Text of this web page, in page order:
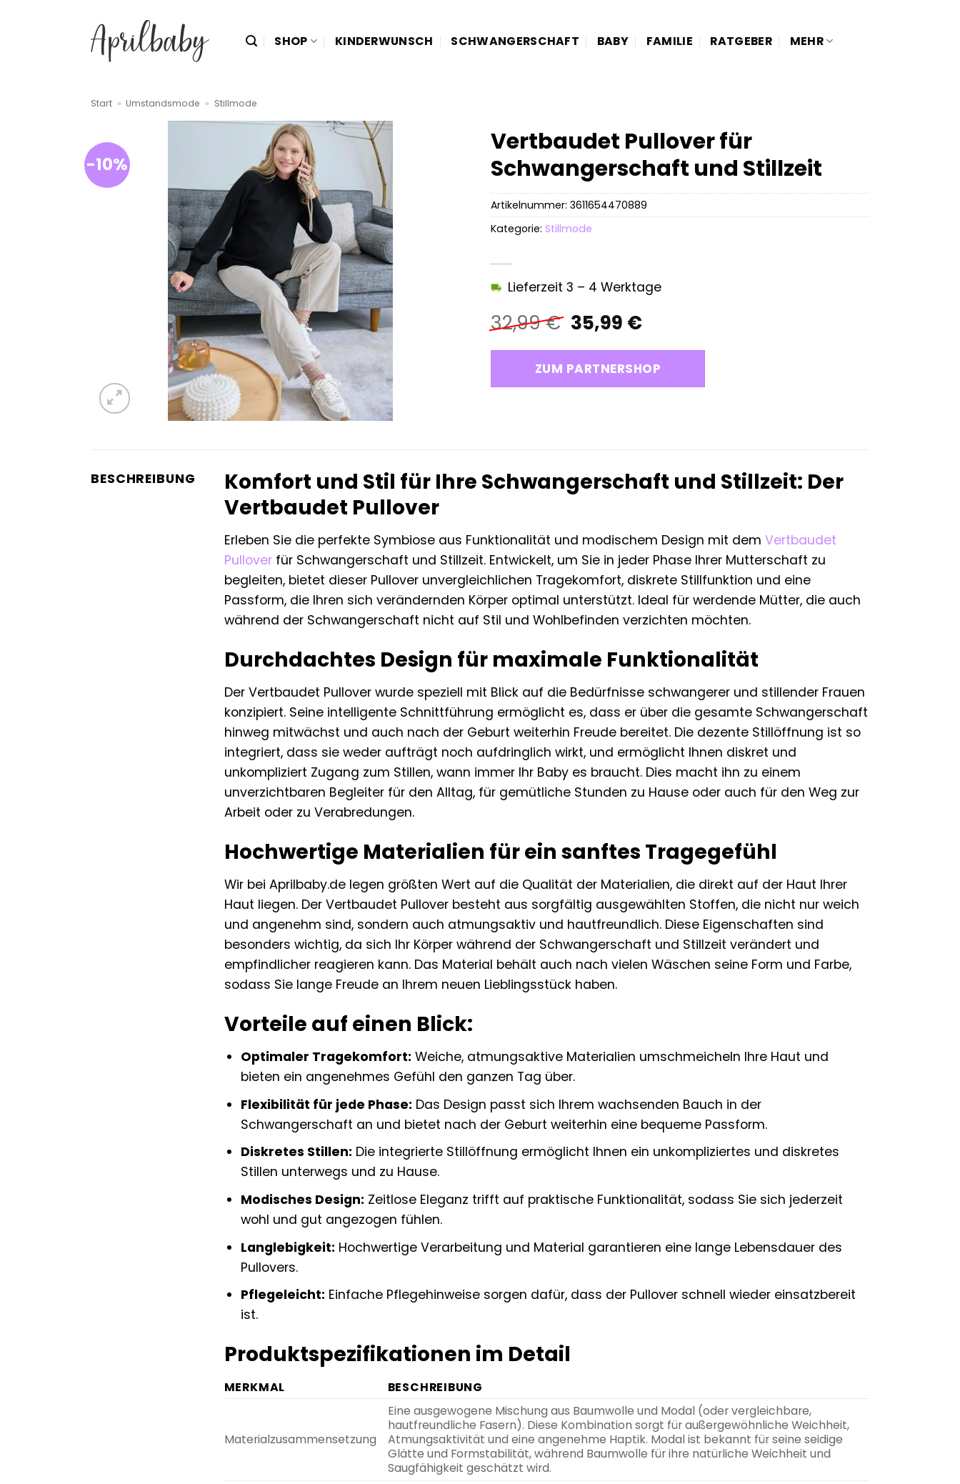
SHOP KINDERWUNSCH SCHWANGERSCHAFT BABY FAMILIE RATGEBER MEHR
Start » Umstandsmode » Stillmode
-10%
Vertbaudet Pullover für
Schwangerschaft und Stillzeit
32,99€ Ursprünglicher
Preis
war:
32,99 €
35,99 €Aktueller
ist:
35,99 €.
Lieferzeit 3 – 4 Werktage
ZUM PARTNERSHOP
Artikelnummer: 3611654470889
Kategorie: Stillmode
BESCHREIBUNG
Komfort und Stil für Ihre Schwangerschaft und Stillzeit: Der
Vertbaudet Pullover
Erleben Sie die perfekte Symbiose aus Funktionalität und modischem Design mit dem Vertbaudet
Pulloverfür Schwangerschaft und Stillzeit. Entwickelt, um Sie in jeder Phase Ihrer Mutterschaft zu
begleiten, bietet dieser Pullover unvergleichlichen Tragekomfort, diskrete Stillfunktion und eine
Passform, die Ihren sich verändernden Körper optimal unterstützt. Ideal für werdende Mütter, die auch
während der Schwangerschaft nicht auf Stil und Wohlbefinden verzichten möchten.
Durchdachtes Design für maximale Funktionalität
Der Vertbaudet Pullover wurde speziell mit Blick auf die Bedürfnisse schwangerer und stillender Frauen
konzipiert. Seine intelligente Schnittführung ermöglicht es, dass er über die gesamte Schwangerschaft
hinweg mitwächst und auch nach der Geburt weiterhin Freude bereitet. Die dezente Stillöffnung ist so
integriert, dass sie weder aufträgt noch aufdringlich wirkt, und ermöglicht Ihnen diskret und
unkompliziert Zugang zum Stillen, wann immer Ihr Baby es braucht. Dies macht ihn zu einem
unverzichtbaren Begleiter für den Alltag, für gemütliche Stunden zu Hause oder auch für den Weg zur
Arbeit oder zu Verabredungen.
Hochwertige Materialien für ein sanftes Tragegefühl
Wir bei Aprilbaby.de legen größten Wert auf die Qualität der Materialien, die direkt auf der Haut Ihrer
Haut liegen. Der Vertbaudet Pullover besteht aus sorgfältig ausgewählten Stoffen, die nicht nur weich
und angenehm sind, sondern auch atmungsaktiv und hautfreundlich. Diese Eigenschaften sind
besonders wichtig, da sich Ihr Körper während der Schwangerschaft und Stillzeit verändert und
empfindlicher reagieren kann. Das Material behält auch nach vielen Wäschen seine Form und Farbe,
sodass Sie lange Freude an Ihrem neuen Lieblingsstück haben.
Vorteile auf einen Blick:
Optimaler Tragekomfort: Weiche, atmungsaktive Materialien umschmeicheln Ihre Haut und
bieten ein angenehmes Gefühl den ganzen Tag über.
Flexibilität für jede Phase: Das Design passt sich Ihrem wachsenden Bauch in der
Schwangerschaft an und bietet nach der Geburt weiterhin eine bequeme Passform.
Diskretes Stillen: Die integrierte Stillöffnung ermöglicht Ihnen ein unkompliziertes und diskretes
Stillen unterwegs und zu Hause.
Modisches Design: Zeitlose Eleganz trifft auf praktische Funktionalität, sodass Sie sich jederzeit
wohl und gut angezogen fühlen.
Langlebigkeit: Hochwertige Verarbeitung und Material garantieren eine lange Lebensdauer des
Pullovers.
Pflegeleicht: Einfache Pflegehinweise sorgen dafür, dass der Pullover schnell wieder einsatzbereit
ist.
Produktspezifikationen im Detail
MERKMAL BESCHREIBUNG
Materialzusammensetzung
Eine ausgewogene Mischung aus Baumwolle und Modal (oder vergleichbare,
hautfreundliche Fasern). Diese Kombination sorgt für außergewöhnliche Weichheit,
Atmungsaktivität und eine angenehme Haptik. Modal ist bekannt für seine seidige
Glätte und Formstabilität, während Baumwolle für ihre natürliche Weichheit und
Saugfähigkeit geschätzt wird.